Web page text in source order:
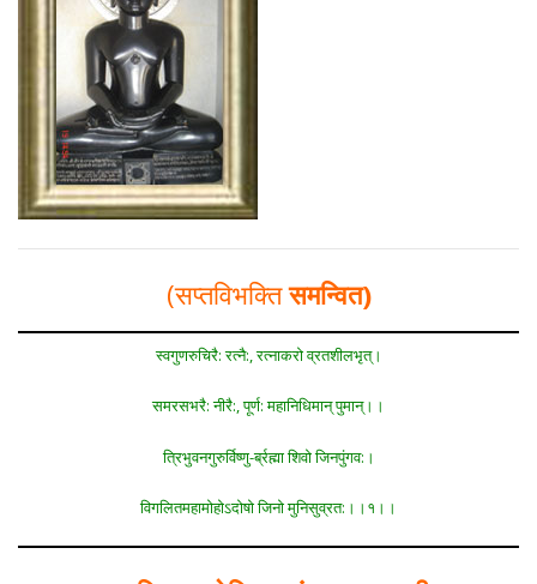
(सप्तविभक्तिसमन्वित)
स्वगुणरुचिरै: रत्नै:, रत्नाकरो व्रतशीलभृत्।
समरसभरै: नीरै:, पूर्ण: महानिधिमान् पुमान्।।
त्रिभुवनगुरुर्विष्णु-र्ब्रह्मा शिवो जिनपुंगव:।
विगलितमहामोहोऽदोषो जिनो मुनिसुव्रत:।।१।।